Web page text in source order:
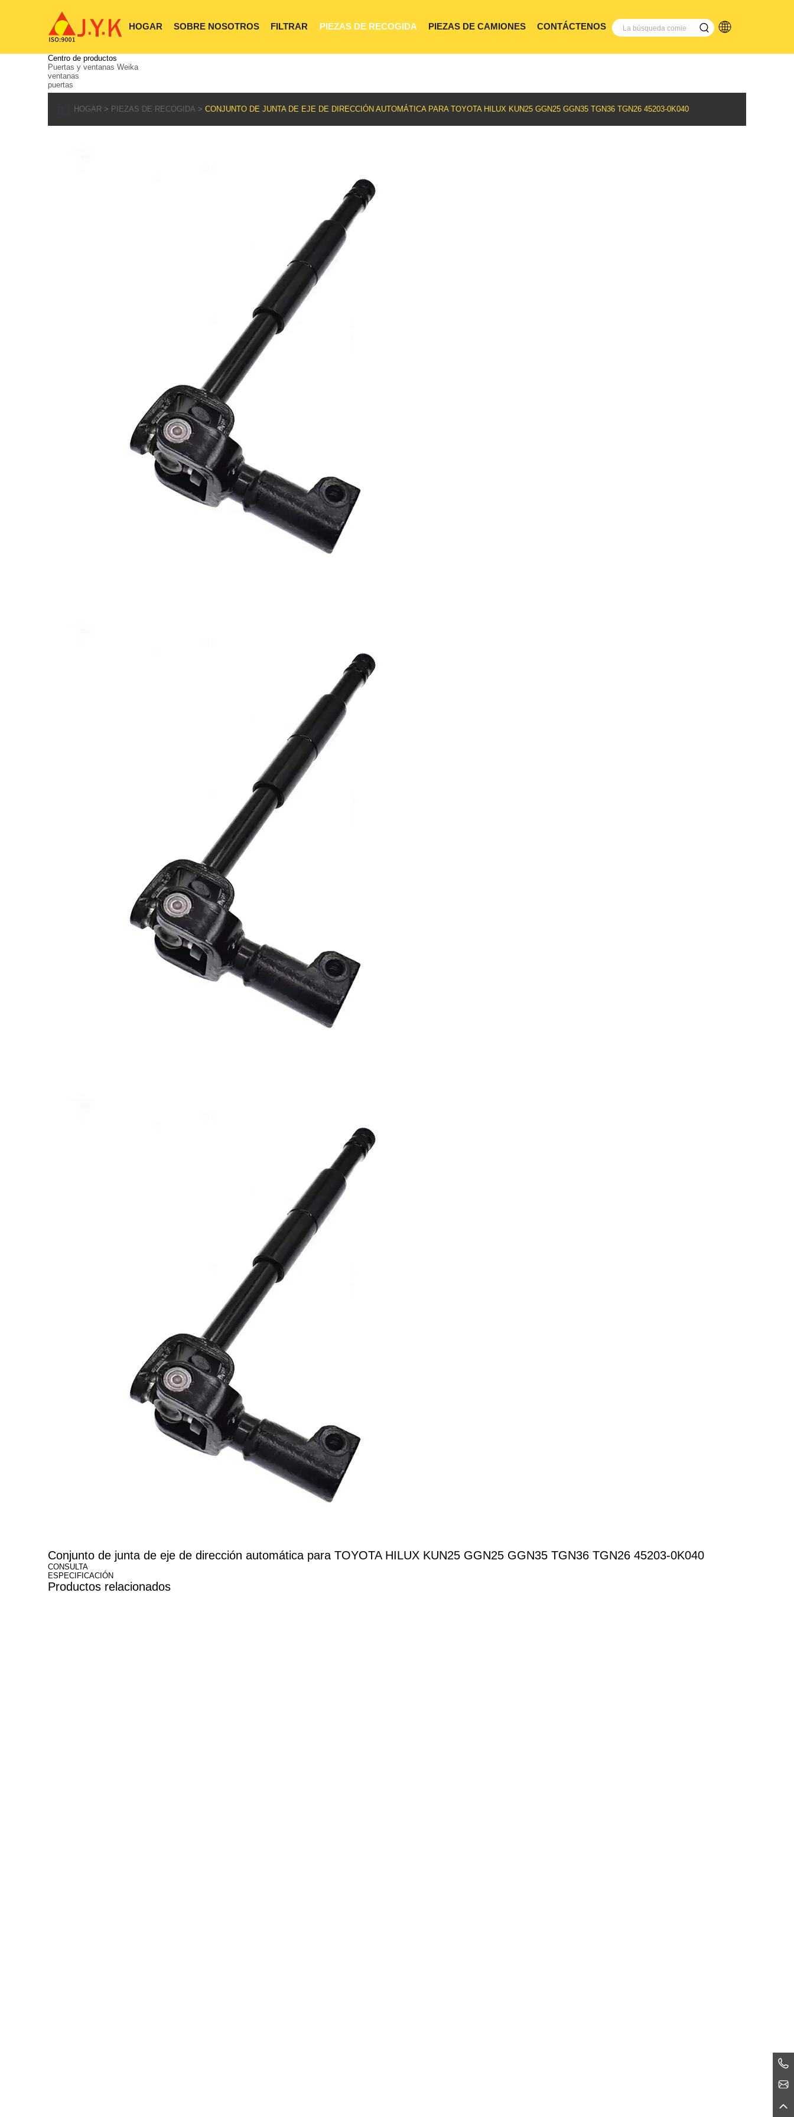
HOGAR SOBRE NOSOTROS FILTRAR PIEZAS DE RECOGIDA PIEZAS DE CAMIONES CONTÁCTENOS
Centro de productos
Puertas y ventanas Weika
ventanas
puertas
HOGAR PIEZAS DE RECOGIDA CONJUNTO DE JUNTA DE EJE DE DIRECCIÓN AUTOMÁTICA PARA TOYOTA HILUX KUN25 GGN25 GGN35 TGN36 TGN26 45203-0K040
Conjunto de junta de eje de dirección automática para TOYOTA HILUX KUN25 GGN25 GGN35 TGN36 TGN26 45203-0K040
CONSULTA
ESPECIFICACIÓN
Productos relacionados